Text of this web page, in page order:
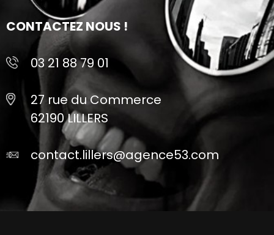
CONTACTEZ NOUS !
03 21 88 79 01
27 rue du Commerce
62190 LILLERS
contact.lillers@agence53.com